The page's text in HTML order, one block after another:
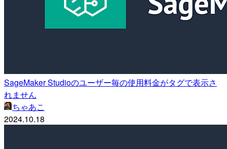
SageMaker Studioのユーザー毎の使用料金がタグで表示さ
れません
ちゃあこ
2024.10.18